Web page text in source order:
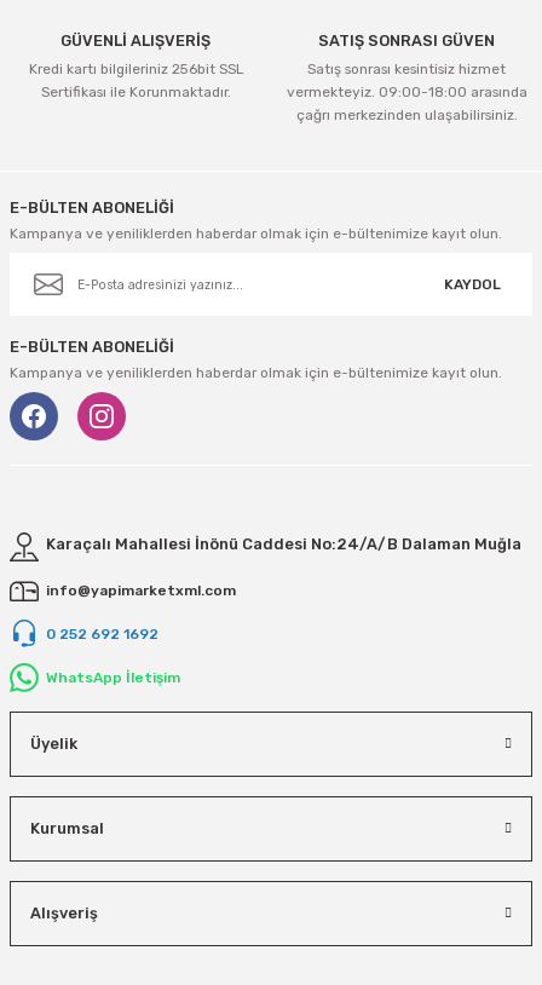
GÜVENLİ ALIŞVERİŞ
Kredi kartı bilgileriniz 256bit SSL
Sertifikası ile Korunmaktadır.
SATIŞ SONRASI GÜVEN
Satış sonrası kesintisiz hizmet
vermekteyiz. 09:00-18:00 arasında
çağrı merkezinden ulaşabilirsiniz.
E-BÜLTEN ABONELİĞİ
Kampanya ve yeniliklerden haberdar olmak için e-bültenimize kayıt olun.
KAYDOL
E-BÜLTEN ABONELİĞİ
Kampanya ve yeniliklerden haberdar olmak için e-bültenimize kayıt olun.
Karaçalı Mahallesi İnönü Caddesi No:24/A/B Dalaman Muğla
info@yapimarketxml.com
0 252 692 1692
WhatsApp İletişim
Üyelik
Kurumsal
Alışveriş